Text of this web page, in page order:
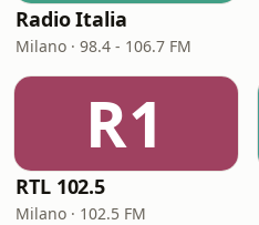
Radio Italia
Milano · 98.4 - 106.7 FM
R1
RTL 102.5
Milano · 102.5 FM